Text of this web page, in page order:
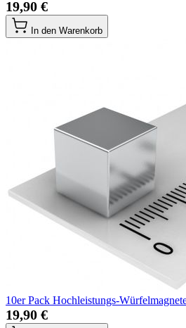
19,90 €
In den Warenkorb
10er Pack Hochleistungs-
19,90 €